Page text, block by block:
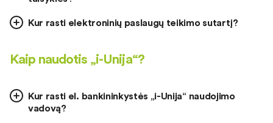
Kur rasti elektroninių paslaugų teikimo sutartį?
Kaip naudotis „i-Unija“?
Kur rasti el. bankininkystės „i-Unija“ naudojimo
vadovą?